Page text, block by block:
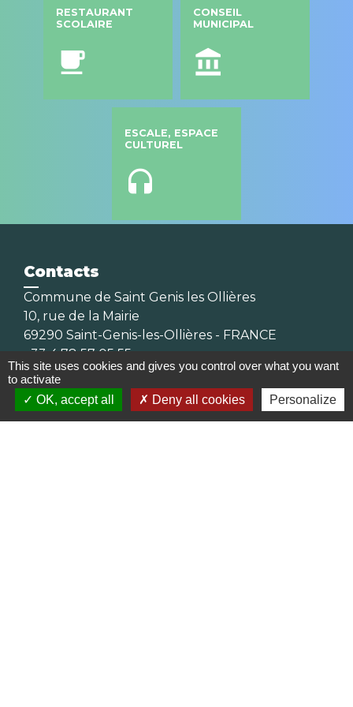
RESTAURANT
SCOLAIRE
local_cafe
CONSEIL
MUNICIPAL
account_balance
ESCALE, ESPACE
CULTUREL
headset
Contacts
Commune de Saint Genis les Ollières
10, rue de la Mairie
69290 Saint-Genis-les-Ollières - FRANCE
+33 4 78 57 05 55
Contact par formulaire
Horaires
This site uses cookies and gives you control over what you want
to activate
OK, accept all
Deny all cookies Personalize